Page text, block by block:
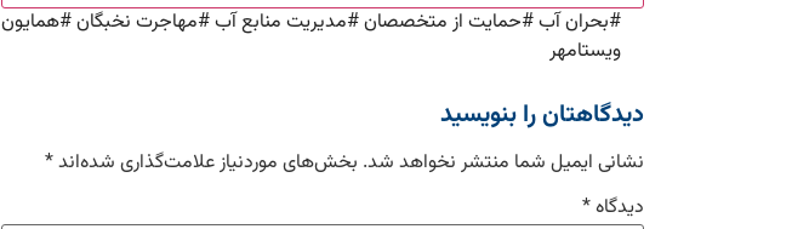
#بحران آب#حمایت از متخصصان#مدیریت منابع آب#مهاجرت نخبگان#همایون
ویستامهر
دیدگاهتان را بنویسید
نشانی ایمیل شما منتشر نخواهد شد. بخش‌های موردنیاز علامت‌گذاری شده‌اند*
دیدگاه*